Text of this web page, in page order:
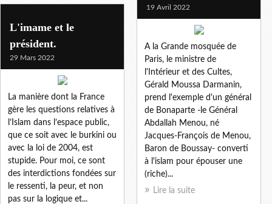
19 Avril 2022
A la Grande mosquée de
Paris, le ministre de
l'Intérieur et des Cultes,
Gérald Moussa Darmanin,
prend l'exemple d'un général
de Bonaparte -le Général
Abdallah Menou, né
Jacques-François de Menou,
Baron de Boussay- converti
à l'islam pour épouser une
(riche)...
Lire la suite
L'imame et le
président.
29 Mars 2022
La manière dont la France
gère les questions relatives à
l’Islam dans l’espace public,
que ce soit avec le burkini ou
avec la loi de 2004, est
stupide. Pour moi, ce sont
des interdictions fondées sur
le ressenti, la peur, et non
pas sur la logique et...